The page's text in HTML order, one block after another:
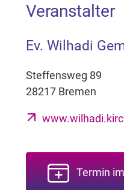
Veranstalter
Ev. Wilhadi
Steffensweg 89
28217 Bremen
Termin